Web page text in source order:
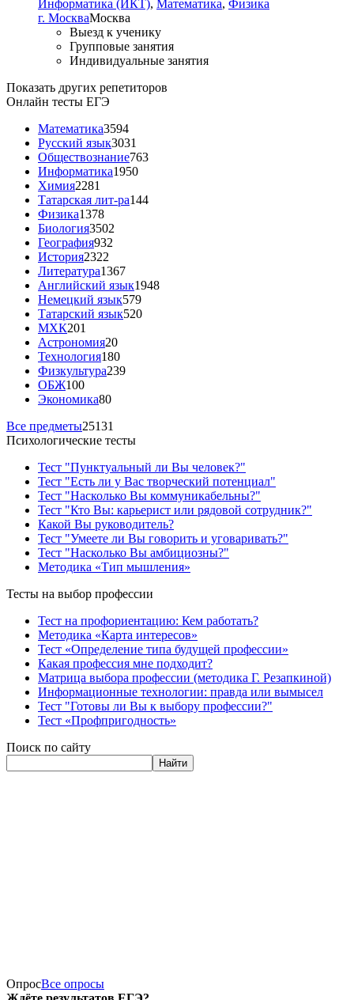
Информатика (ИКТ), Математика, Физика
г. МоскваМосква
Выезд к ученику
Групповые занятия
Индивидуальные занятия
Показать других репетиторов
Онлайн тесты ЕГЭ
Математика3594
Русский язык3031
Обществознание763
Информатика1950
Химия2281
Татарская лит-ра144
Физика1378
Биология3502
География932
История2322
Литература1367
Английский язык1948
Немецкий язык579
Татарский язык520
МХК201
Астрономия20
Технология180
Физкультура239
ОБЖ100
Экономика80
Все предметы25131
Психологические тесты
Тест "Пунктуальный ли Вы человек?"
Тест "Есть ли у Вас творческий потенциал"
Тест "Насколько Вы коммуникабельны?"
Тест "Кто Вы: карьерист или рядовой сотрудник?"
Какой Вы руководитель?
Тест "Умеете ли Вы говорить и уговаривать?"
Тест "Насколько Вы амбициозны?"
Методика «Тип мышления»
Тесты на выбор профессии
Тест на профориентацию: Кем работать?
Методика «Карта интересов»
Тест «Определение типа будущей профессии»
Какая профессия мне подходит?
Матрица выбора профессии (методика Г. Резапкиной)
Информационные технологии: правда или вымысел
Тест "Готовы ли Вы к выбору профессии?"
Тест «Профпригодность»
Поиск по сайту
Найти
ОпросВсе опросы